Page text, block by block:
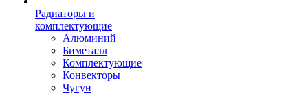
Радиаторы и
комплектующие
Алюминий
Биметалл
Комплектующие
Конвекторы
Чугун